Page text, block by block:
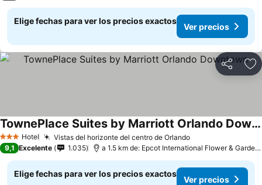
Elige fechas para ver los precios exactos
Ver precios
Compartir
3 Estrellas
Hotel Vistas del horizonte del centro de Orlando
TownePlace Suites by Marriott Orlando Downtown
9,1 Excelente 1.035 a 1.5 km de: Epcot International Flower & Garden Festival
Elige fechas para ver los precios exactos
Ver precios